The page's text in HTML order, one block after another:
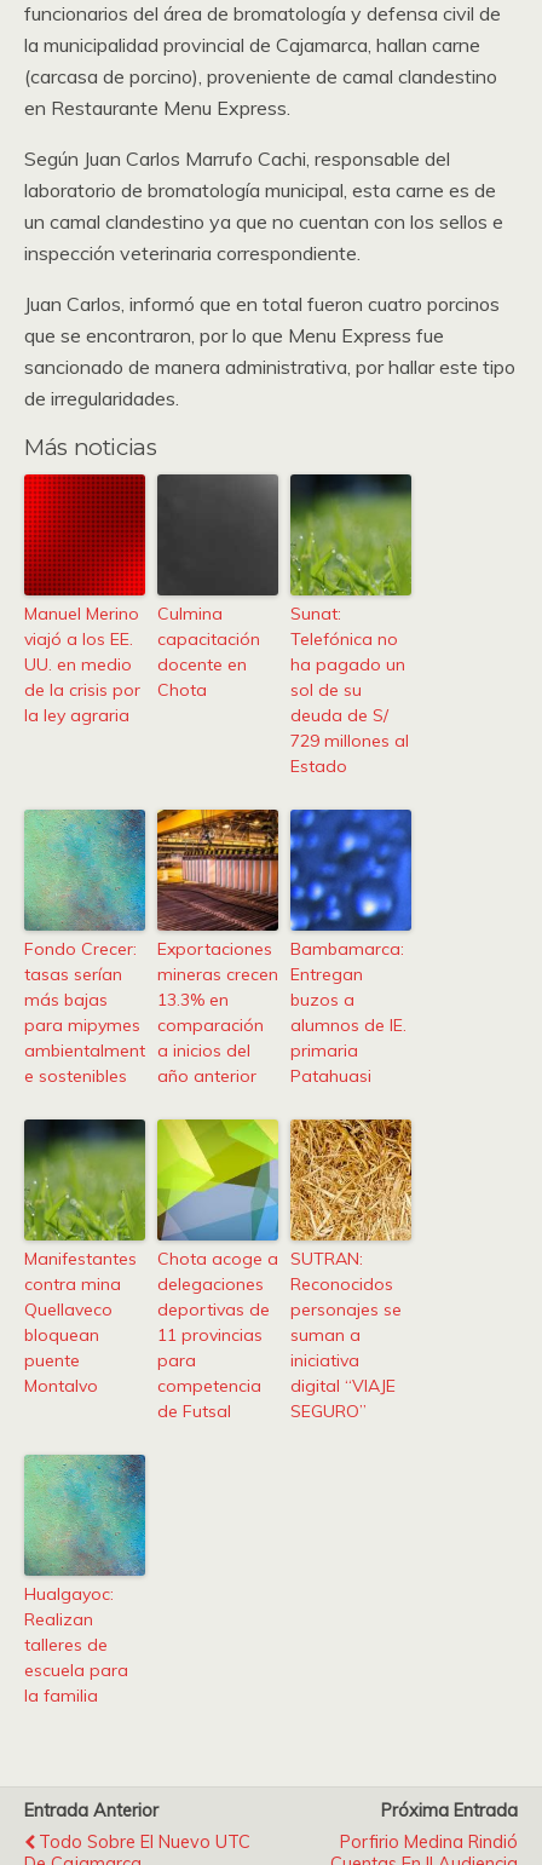
funcionarios del área de bromatología y defensa civil de
la municipalidad provincial de Cajamarca, hallan carne
(carcasa de porcino), proveniente de camal clandestino
en Restaurante Menu Express.
Según Juan Carlos Marrufo Cachi, responsable del
laboratorio de bromatología municipal, esta carne es de
un camal clandestino ya que no cuentan con los sellos e
inspección veterinaria correspondiente.
Juan Carlos, informó que en total fueron cuatro porcinos
que se encontraron, por lo que Menu Express fue
sancionado de manera administrativa, por hallar este tipo
de irregularidades.
Más noticias
Manuel Merino
viajó a los EE.
UU. en medio
de la crisis por
la ley agraria
Culmina
capacitación
docente en
Chota
Sunat:
Telefónica no
ha pagado un
sol de su
deuda de S/
729 millones al
Estado
Fondo Crecer:
tasas serían
más bajas
para mipymes
ambientalment
e sostenibles
Exportaciones
mineras crecen
13.3% en
comparación
a inicios del
año anterior
Bambamarca:
Entregan
buzos a
alumnos de IE.
primaria
Patahuasi
Manifestantes
contra mina
Quellaveco
bloquean
puente
Montalvo
Chota acoge a
delegaciones
deportivas de
11 provincias
para
competencia
de Futsal
SUTRAN:
Reconocidos
personajes se
suman a
iniciativa
digital “VIAJE
SEGURO”
Hualgayoc:
Realizan
talleres de
escuela para
la familia
Entrada Anterior
Todo Sobre El Nuevo UTC
Próxima Entrada
Porfirio Medina Rindió